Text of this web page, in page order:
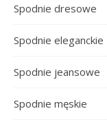
Spodnie dresowe
Spodnie eleganckie
Spodnie jeansowe
Spodnie męskie